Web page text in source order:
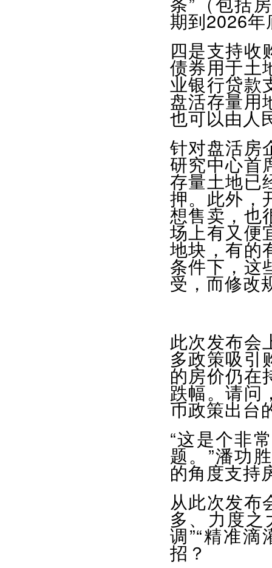
期到2026年
四是支持收
债券用于土
业银行贷款
盘活存量用
也可以由人
针对盘活房
研究中心首
存量土地已
押。此外，
想售卖，也
场上有又便
地块，有的
条件下，这
受，而修改
此次发布会
多政策吸引
的房价仍在
跌幅。请问
币政策出台
“这是个非
题。”潘功
的角度支持
从此次发布
多、力度之
调”“精准
招？